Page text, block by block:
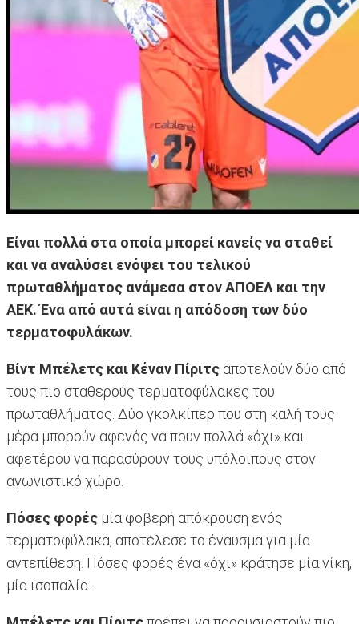
Είναι πολλά στα οποία μπορεί κανείς να σταθεί
και να αναλύσει ενόψει του τελικού
πρωταθλήματος ανάμεσα στον ΑΠΟΕΛ και την
ΑΕΚ. Ένα από αυτά είναι η απόδοση των δύο
τερματοφυλάκων.
Βίντ Μπέλετς και Κέναν Πίριτς αποτελούν δύο από
τους πιο σταθερούς τερματοφύλακες του
πρωταθλήματος. Δύο γκολκίπερ που στη καλή τους
μέρα μπορούν αφενός να πουν πολλά «όχι» και
αφετέρου να παρασύρουν τους υπόλοιπους στον
αγωνιστικό χώρο.
Πόσες φορές μία φοβερή απόκρουση ενός
τερματοφύλακα, αποτέλεσε το έναυσμα για μία
αντεπίθεση. Πόσες φορές ένα «όχι» κράτησε μία νίκη,
μία ισοπαλία...